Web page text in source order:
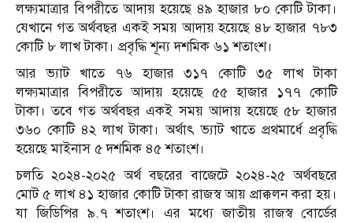
লক্ষ্যমাত্রার বিপরীতে আদায় হয়েছে ৪৯ হাজার ৮০ কোটি টাকা।
যেখানে গত অর্থবছর একই সময় আদায় হয়েছে ৪৮ হাজার ৭৮৩
কোটি ৮ লাখ টাকা। প্রবৃদ্ধি শূন্য দশমিক ৬১ শতাংশ।
আর ভ্যাট খাতে ৭৬ হাজার ৩১৭ কোটি ৩৫ লাখ টাকা
লক্ষ্যমাত্রার বিপরীতে আদায় হয়েছে ৫৫ হাজার ১৭৭ কোটি
টাকা। তবে গত অর্থবছর একই সময় আদায় হয়েছে ৫৮ হাজার
৩৬০ কোটি ৪২ লাখ টাকা। অর্থাৎ ভ্যাট খাতে প্রথমার্ধে প্রবৃদ্ধি
হয়েছে মাইনাস ৫ দশমিক ৪৫ শতাংশ।
চলতি ২০২৪-২০২৫ অর্থ বছরের বাজেটে ২০২৪-২৫ অর্থবছরে
মোট ৫ লাখ ৪১ হাজার কোটি টাকা রাজস্ব আয় প্রাক্কলন করা হয়।
যা জিডিপির ৯.৭ শতাংশ। এর মধ্যে জাতীয় রাজস্ব বোর্ডের